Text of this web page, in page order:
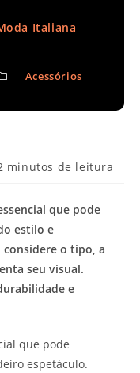
Italiana
Acessórios
minutos de leitura
que pode
estilo e
considere o tipo, a
seu visual.
e
que pode
espetáculo.